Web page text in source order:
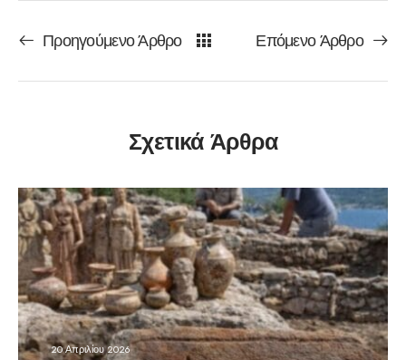
Προηγούμενο Άρθρο Επόμενο Άρθρο
Σχετικά Άρθρα
20 Απριλίου 2026